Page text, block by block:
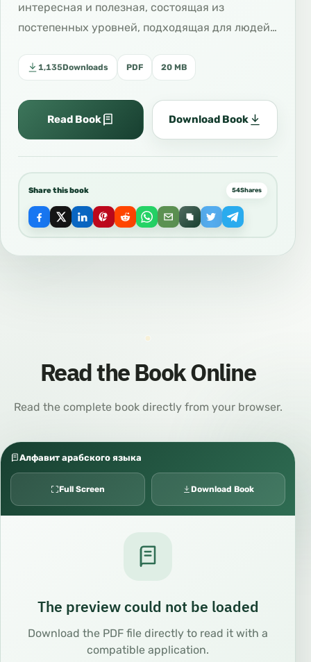
интересная и полезная, состоящая из
постепенных уровней, подходящая для людей…
1,135Downloads PDF 20 MB
Read Book Download Book
Share this book 54Shares
Read the Book Online
Read the complete book directly from your browser.
Алфавит арабского языка
Full Screen Download Book
The preview could not be loaded
Download the PDF file directly to read it with a
compatible application.